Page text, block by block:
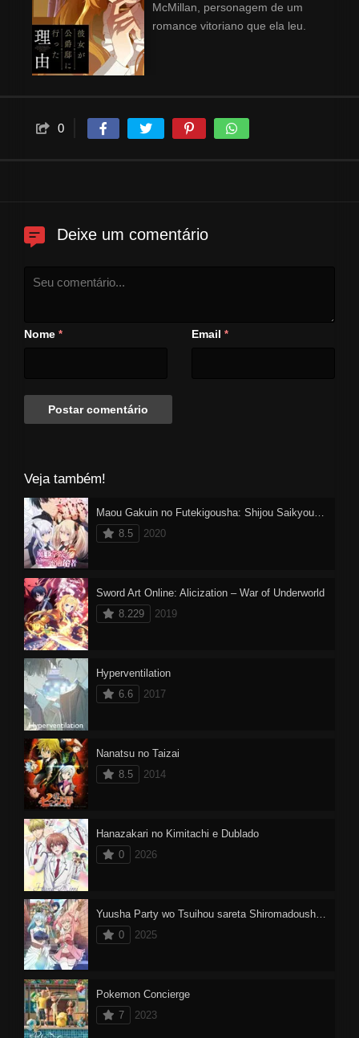
McMillan, personagem de um
romance vitoriano que ela leu.
morrer nas mãos de seu noivo
para instigar a trama principal
lhe propõe um acordo: fingir ser
0
Deixe um comentário
Nome * Email *
Veja também!
8.5
2020
Sword Art Online: Alicization – War of Underworld
8.229
2019
Hyperventilation
6.6
2017
Nanatsu no Taizai
8.5
2014
Hanazakari no Kimitachi e Dublado
0
2026
0
2025
Pokemon Concierge
7
2023